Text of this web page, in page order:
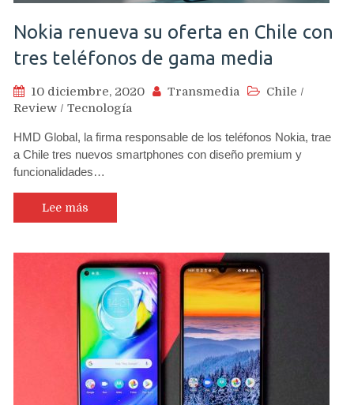
Nokia renueva su oferta en Chile con
tres teléfonos de gama media
10 diciembre, 2020 Transmedia Chile /
Review / Tecnología
HMD Global, la firma responsable de los teléfonos Nokia, trae
a Chile tres nuevos smartphones con diseño premium y
funcionalidades…
Lee más